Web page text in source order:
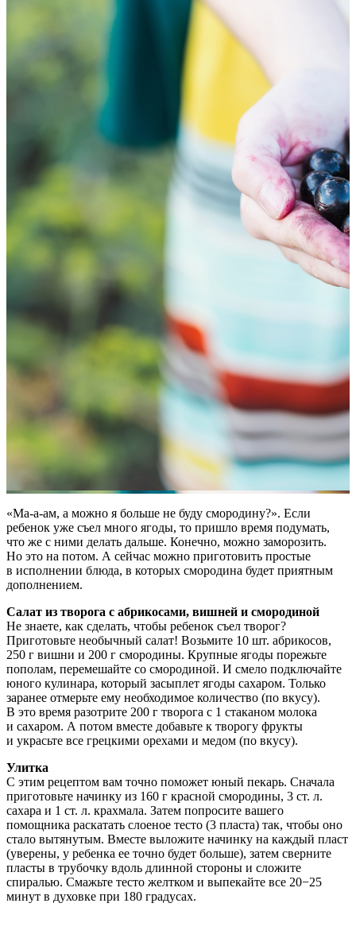
«Ма-а-ам, а можно я больше не буду смородину?». Если
ребенок уже съел много ягоды, то пришло время подумать,
что же с ними делать дальше. Конечно, можно заморозить.
Но это на потом. А сейчас можно приготовить простые
в исполнении блюда, в которых смородина будет приятным
дополнением.
Салат из творога с абрикосами, вишней и смородиной
Не знаете, как сделать, чтобы ребенок съел творог?
Приготовьте необычный салат! Возьмите 10 шт. абрикосов,
250 г вишни и 200 г смородины. Крупные ягоды порежьте
пополам, перемешайте со смородиной. И смело подключайте
юного кулинара, который засыплет ягоды сахаром. Только
заранее отмерьте ему необходимое количество (по вкусу).
В это время разотрите 200 г творога с 1 стаканом молока
и сахаром. А потом вместе добавьте к творогу фрукты
и украсьте все грецкими орехами и медом (по вкусу).
Улитка
С этим рецептом вам точно поможет юный пекарь. Сначала
приготовьте начинку из 160 г красной смородины, 3 ст. л.
сахара и 1 ст. л. крахмала. Затем попросите вашего
помощника раскатать слоеное тесто (3 пласта) так, чтобы оно
стало вытянутым. Вместе выложите начинку на каждый пласт
(уверены, у ребенка ее точно будет больше), затем сверните
пласты в трубочку вдоль длинной стороны и сложите
спиралью. Смажьте тесто желтком и выпекайте все 20−25
минут в духовке при 180 градусах.